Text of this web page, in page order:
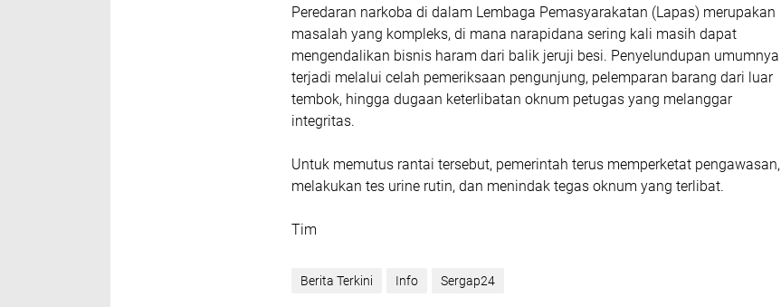
Peredaran narkoba di dalam Lembaga Pemasyarakatan (Lapas) merupakan
masalah yang kompleks, di mana narapidana sering kali masih dapat
mengendalikan bisnis haram dari balik jeruji besi. Penyelundupan umumnya
terjadi melalui celah pemeriksaan pengunjung, pelemparan barang dari luar
tembok, hingga dugaan keterlibatan oknum petugas yang melanggar
integritas.
Untuk memutus rantai tersebut, pemerintah terus memperketat pengawasan,
melakukan tes urine rutin, dan menindak tegas oknum yang terlibat.
Tim
Berita Terkini Info Sergap24